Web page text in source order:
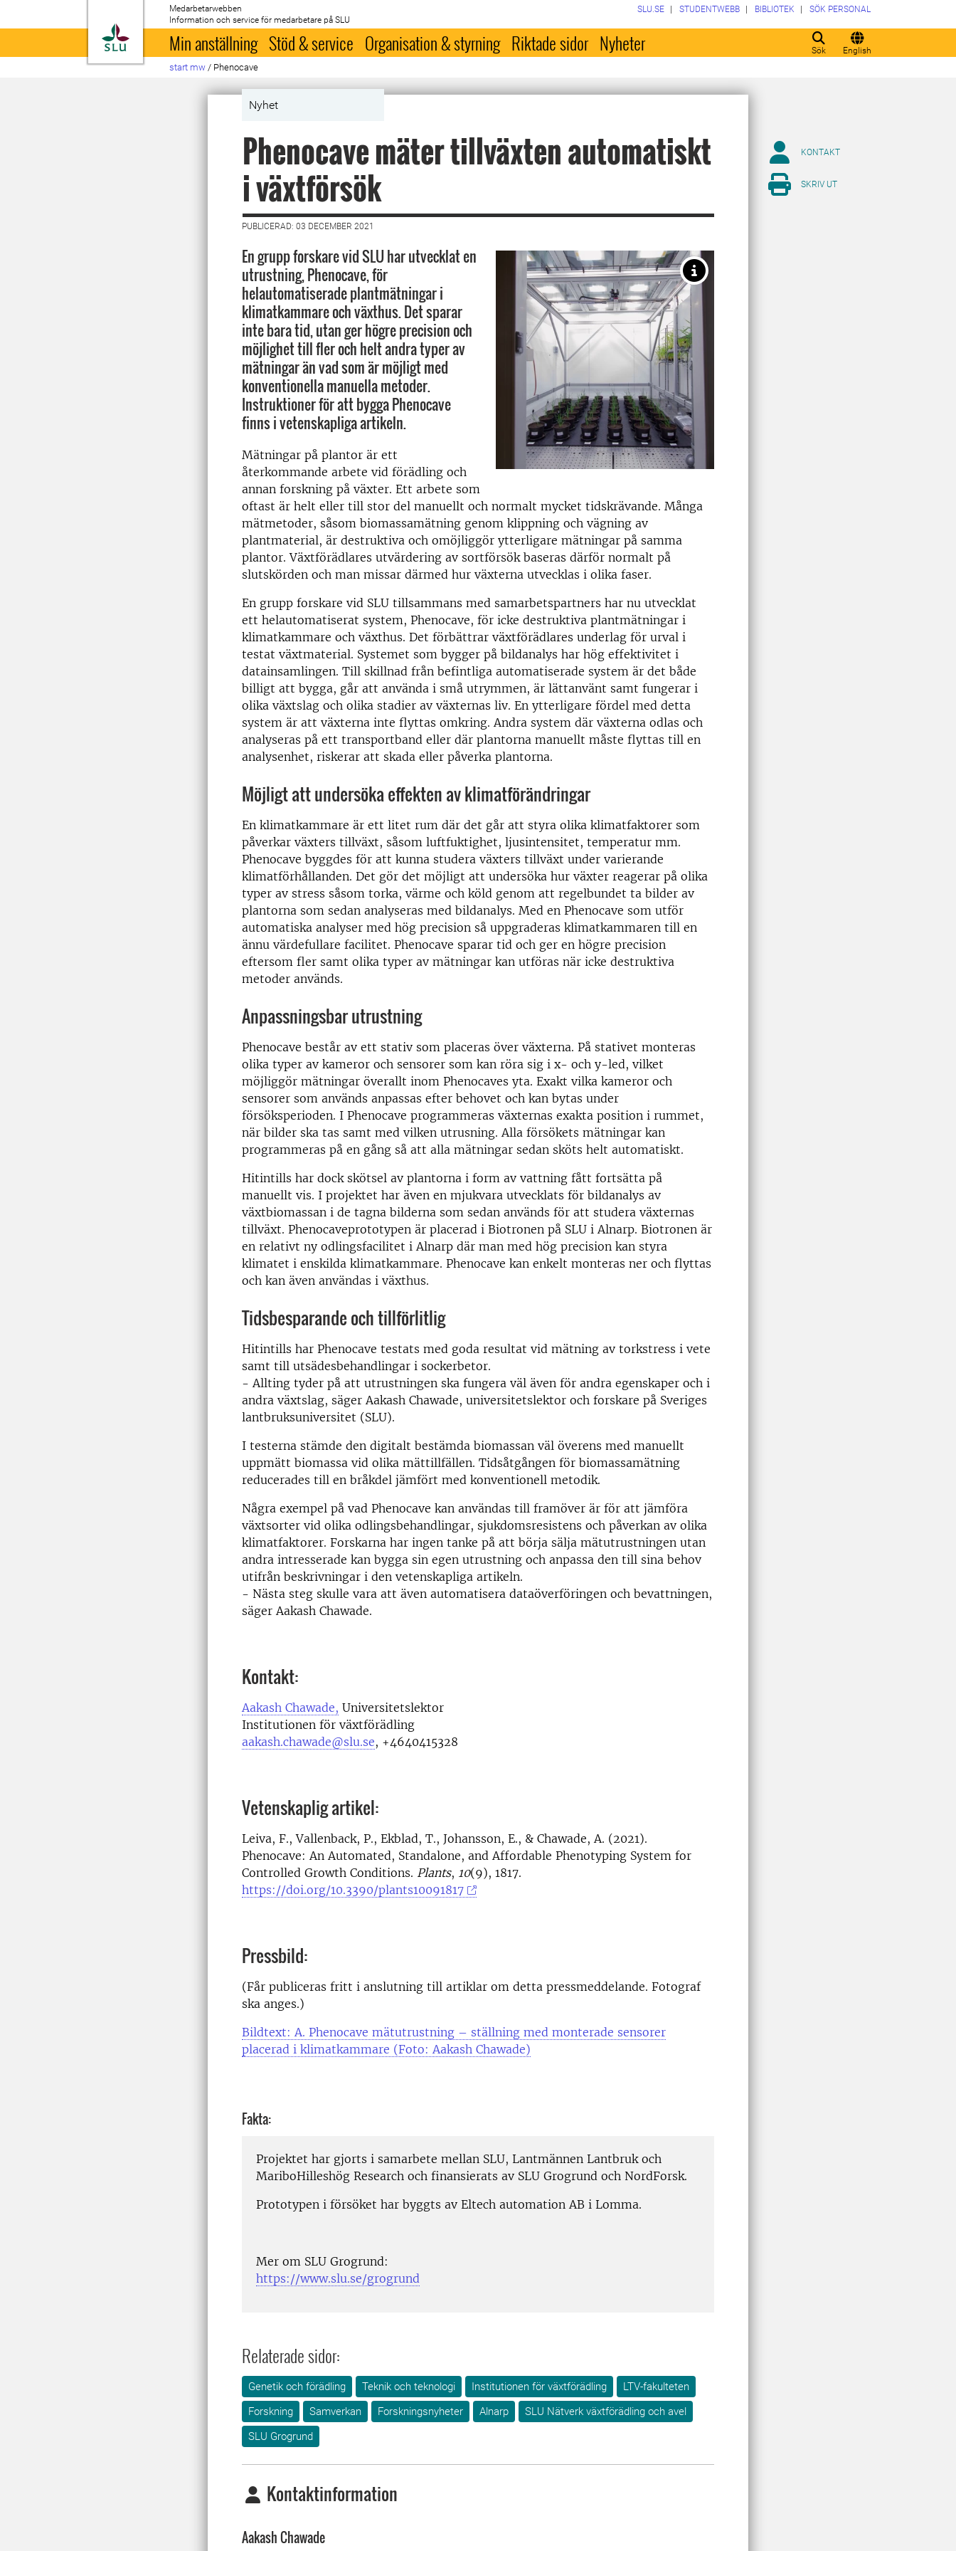
Till startsida
Medarbetarwebben
Information och service för medarbetare på SLU
Sök English
SLU.SE STUDENTWEBB BIBLIOTEK SÖK PERSONAL
Min anställning Stöd & service Organisation & styrning Riktade sidor Nyheter
start mw / Phenocave
Nyhet
Phenocave mäter tillväxten automatiskt
i växtförsök
PUBLICERAD: 03 DECEMBER 2021
En grupp forskare vid SLU har utvecklat en
utrustning, Phenocave, för
helautomatiserade plantmätningar i
klimatkammare och växthus. Det sparar
inte bara tid, utan ger högre precision och
möjlighet till fler och helt andra typer av
mätningar än vad som är möjligt med
konventionella manuella metoder.
Instruktioner för att bygga Phenocave
finns i vetenskapliga artikeln.
Mätningar på plantor är ett
återkommande arbete vid förädling och
annan forskning på växter. Ett arbete som
oftast är helt eller till stor del manuellt och normalt mycket tidskrävande. Många
mätmetoder, såsom biomassamätning genom klippning och vägning av
plantmaterial, är destruktiva och omöjliggör ytterligare mätningar på samma
plantor. Växtförädlares utvärdering av sortförsök baseras därför normalt på
slutskörden och man missar därmed hur växterna utvecklas i olika faser.
En grupp forskare vid SLU tillsammans med samarbetspartners har nu utvecklat
ett helautomatiserat system, Phenocave, för icke destruktiva plantmätningar i
klimatkammare och växthus. Det förbättrar växtförädlares underlag för urval i
testat växtmaterial. Systemet som bygger på bildanalys har hög effektivitet i
datainsamlingen. Till skillnad från befintliga automatiserade system är det både
billigt att bygga, går att använda i små utrymmen, är lättanvänt samt fungerar i
olika växtslag och olika stadier av växternas liv. En ytterligare fördel med detta
system är att växterna inte flyttas omkring. Andra system där växterna odlas och
analyseras på ett transportband eller där plantorna manuellt måste flyttas till en
analysenhet, riskerar att skada eller påverka plantorna.
Möjligt att undersöka effekten av klimatförändringar
En klimatkammare är ett litet rum där det går att styra olika klimatfaktorer som
påverkar växters tillväxt, såsom luftfuktighet, ljusintensitet, temperatur mm.
Phenocave byggdes för att kunna studera växters tillväxt under varierande
klimatförhållanden. Det gör det möjligt att undersöka hur växter reagerar på olika
typer av stress såsom torka, värme och köld genom att regelbundet ta bilder av
plantorna som sedan analyseras med bildanalys. Med en Phenocave som utför
automatiska analyser med hög precision så uppgraderas klimatkammaren till en
ännu värdefullare facilitet. Phenocave sparar tid och ger en högre precision
eftersom fler samt olika typer av mätningar kan utföras när icke destruktiva
metoder används.
Anpassningsbar utrustning
Phenocave består av ett stativ som placeras över växterna. På stativet monteras
olika typer av kameror och sensorer som kan röra sig i x- och y-led, vilket
möjliggör mätningar överallt inom Phenocaves yta. Exakt vilka kameror och
sensorer som används anpassas efter behovet och kan bytas under
försöksperioden. I Phenocave programmeras växternas exakta position i rummet,
när bilder ska tas samt med vilken utrusning. Alla försökets mätningar kan
programmeras på en gång så att alla mätningar sedan sköts helt automatiskt.
Hitintills har dock skötsel av plantorna i form av vattning fått fortsätta på
manuellt vis. I projektet har även en mjukvara utvecklats för bildanalys av
växtbiomassan i de tagna bilderna som sedan används för att studera växternas
tillväxt. Phenocaveprototypen är placerad i Biotronen på SLU i Alnarp. Biotronen är
en relativt ny odlingsfacilitet i Alnarp där man med hög precision kan styra
klimatet i enskilda klimatkammare. Phenocave kan enkelt monteras ner och flyttas
och kan även användas i växthus.
Tidsbesparande och tillförlitlig
Hitintills har Phenocave testats med goda resultat vid mätning av torkstress i vete
samt till utsädesbehandlingar i sockerbetor.
- Allting tyder på att utrustningen ska fungera väl även för andra egenskaper och i
andra växtslag, säger Aakash Chawade, universitetslektor och forskare på Sveriges
lantbruksuniversitet (SLU).
I testerna stämde den digitalt bestämda biomassan väl överens med manuellt
uppmätt biomassa vid olika mättillfällen. Tidsåtgången för biomassamätning
reducerades till en bråkdel jämfört med konventionell metodik.
Några exempel på vad Phenocave kan användas till framöver är för att jämföra
växtsorter vid olika odlingsbehandlingar, sjukdomsresistens och påverkan av olika
klimatfaktorer. Forskarna har ingen tanke på att börja sälja mätutrustningen utan
andra intresserade kan bygga sin egen utrustning och anpassa den till sina behov
utifrån beskrivningar i den vetenskapliga artikeln.
- Nästa steg skulle vara att även automatisera dataöverföringen och bevattningen,
säger Aakash Chawade.
Kontakt:
Aakash Chawade, Universitetslektor
Institutionen för växtförädling
aakash.chawade@slu.se, +4640415328
Vetenskaplig artikel:
Leiva, F., Vallenback, P., Ekblad, T., Johansson, E., & Chawade, A. (2021).
Phenocave: An Automated, Standalone, and Affordable Phenotyping System for
Controlled Growth Conditions. Plants, 10(9), 1817.
https://doi.org/10.3390/plants10091817
Pressbild:
(Får publiceras fritt i anslutning till artiklar om detta pressmeddelande. Fotograf
ska anges.)
Bildtext: A. Phenocave mätutrustning – ställning med monterade sensorer
placerad i klimatkammare (Foto: Aakash Chawade)
Fakta:
Projektet har gjorts i samarbete mellan SLU, Lantmännen Lantbruk och
MariboHilleshög Research och finansierats av SLU Grogrund och NordForsk.
Prototypen i försöket har byggts av Eltech automation AB i Lomma.
Mer om SLU Grogrund:
https://www.slu.se/grogrund
Relaterade sidor:
Genetik och förädling Teknik och teknologi Institutionen för växtförädling
LTV-fakulteten
Forskning
Samverkan Forskningsnyheter Alnarp
SLU Nätverk växtförädling och avel
SLU Grogrund
Kontaktinformation
Aakash Chawade
KONTAKT
SKRIV UT